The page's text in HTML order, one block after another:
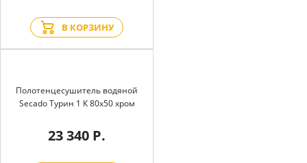
В КОРЗИНУ
Полотенцесушитель водяной
Secado Турин 1 К 80x50 хром
23 340 Р.